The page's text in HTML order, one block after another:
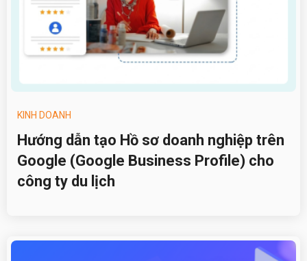
KINH DOANH
Hướng dẫn tạo Hồ sơ doanh nghiệp trên
Google (Google Business Profile) cho
công ty du lịch